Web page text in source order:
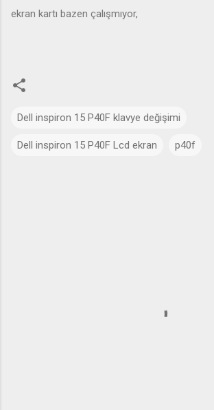
ekran kartı bazen çalışmıyor,
Dell inspiron 15 P40F klavye değişimi
Dell inspiron 15 P40F Lcd ekran p40f